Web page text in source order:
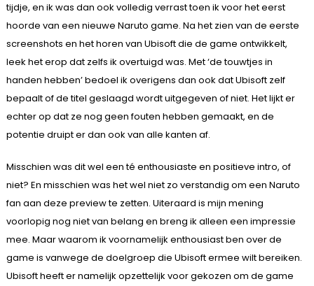
tijdje, en ik was dan ook volledig verrast toen ik voor het eerst
hoorde van een nieuwe Naruto game. Na het zien van de eerste
screenshots en het horen van Ubisoft die de game ontwikkelt,
leek het erop dat zelfs ik overtuigd was. Met ‘de touwtjes in
handen hebben’ bedoel ik overigens dan ook dat Ubisoft zelf
bepaalt of de titel geslaagd wordt uitgegeven of niet. Het lijkt er
echter op dat ze nog geen fouten hebben gemaakt, en de
potentie druipt er dan ook van alle kanten af.
Misschien was dit wel een té enthousiaste en positieve intro, of
niet? En misschien was het wel niet zo verstandig om een Naruto
fan aan deze preview te zetten. Uiteraard is mijn mening
voorlopig nog niet van belang en breng ik alleen een impressie
mee. Maar waarom ik voornamelijk enthousiast ben over de
game is vanwege de doelgroep die Ubisoft ermee wilt bereiken.
Ubisoft heeft er namelijk opzettelijk voor gekozen om de game